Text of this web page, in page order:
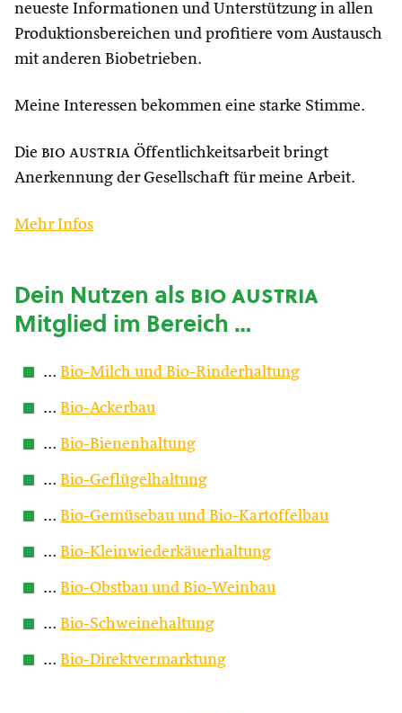
neueste Informationen und Unterstützung in allen
Produktionsbereichen und profitiere vom Austausch
mit anderen Biobetrieben.
Meine Interessen bekommen eine starke Stimme.
Die bio austria Öffentlichkeitsarbeit bringt
Anerkennung der Gesellschaft für meine Arbeit.
Mehr Infos
Dein Nutzen alsbio austria
Mitglied im Bereich …
… Bio-Milch und Bio-Rinderhaltung
… Bio-Ackerbau
… Bio-Bienenhaltung
… Bio-Geflügelhaltung
… Bio-Gemüsebau und Bio-Kartoffelbau
… Bio-Kleinwiederkäuerhaltung
… Bio-Obstbau und Bio-Weinbau
… Bio-Schweinehaltung
… Bio-Direktvermarktung